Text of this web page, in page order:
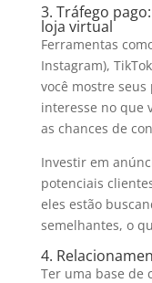
3. Tráfego
loja virtual
Ferramentas
Instagram),
você mostre
interesse no que
as chances de
Investir em
potenciais
eles estão
semelhantes, o
4.
Ter uma base de